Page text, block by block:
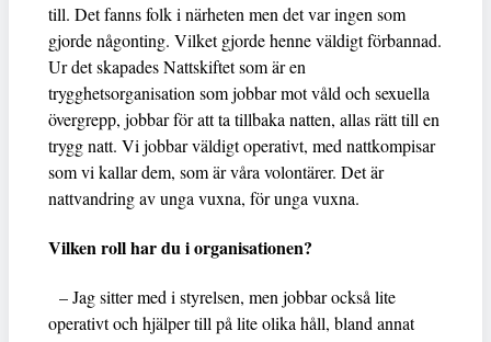
till. Det fanns folk i närheten men det var ingen som
gjorde någonting. Vilket gjorde henne väldigt förbannad.
Ur det skapades Nattskiftet som är en
trygghetsorganisation som jobbar mot våld och sexuella
övergrepp, jobbar för att ta tillbaka natten, allas rätt till en
trygg natt. Vi jobbar väldigt operativt, med nattkompisar
som vi kallar dem, som är våra volontärer. Det är
nattvandring av unga vuxna, för unga vuxna.
Vilken roll har du i organisationen?
– Jag sitter med i styrelsen, men jobbar också lite
operativt och hjälper till på lite olika håll, bland annat